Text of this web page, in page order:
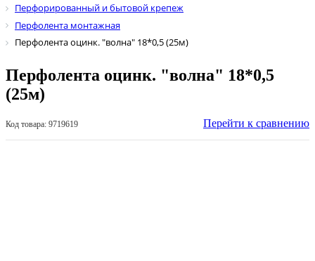
Перфорированный и бытовой крепеж
Перфолента монтажная
Перфолента оцинк. "волна" 18*0,5 (25м)
Перфолента оцинк. "волна" 18*0,5
(25м)
Код товара: 9719619 Перейти к сравнению